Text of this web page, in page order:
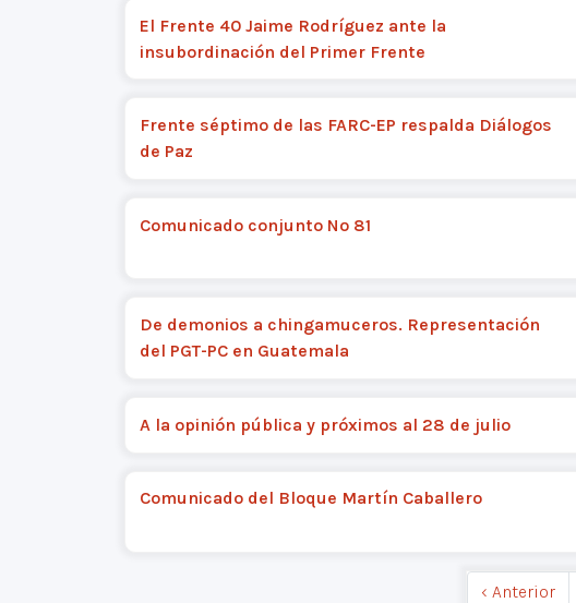
El Frente 40 Jaime Rodríguez ante la
insubordinación del Primer Frente
Frente séptimo de las FARC-EP respalda Diálogos
de Paz
Comunicado conjunto Nº 81
De demonios a chingamuceros. Representación
del PGT-PC en Guatemala
A la opinión pública y próximos al 28 de julio
Comunicado del Bloque Martín Caballero
‹ Anterior